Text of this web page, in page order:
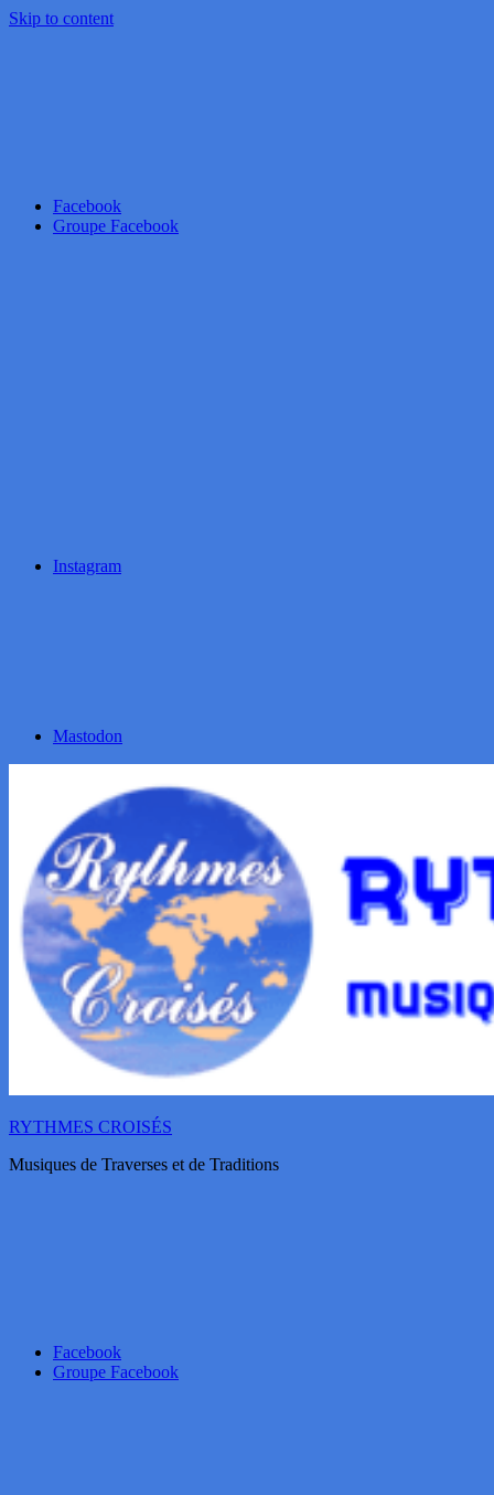
Skip to content
Facebook
Groupe Facebook
Instagram
Mastodon
RYTHMES CROISÉS
Musiques de Traverses et de Traditions
Facebook
Groupe Facebook